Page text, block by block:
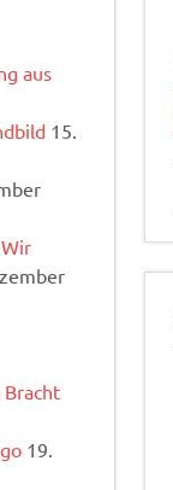
aus
15.
19.